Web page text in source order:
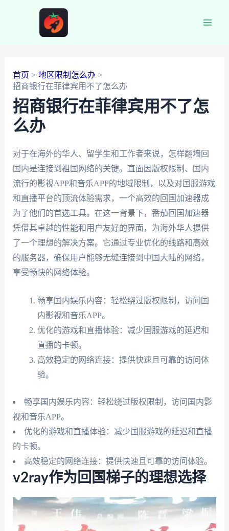
首页
地区限制怎么办
招商银行在菲律宾用不了怎么办
招商银行在菲律宾用不了怎
么办
对于在海外的华人、留学生和工作者来说，怎样翻墙回
国内是连接到祖国网络的关键。直面因版权限制、国内
流行的影视APP和音乐APP的地域限制，以及对国服游戏
和直播平台的顶流体验需求，一个高效的回国加速器成
为了他们的首选工具。在这一背景下，番茄回国加速器
凭借其卓越的性能和用户友好的界面，为海外华人提供
了一个理想的解决方案。它通过专业优化的线路和高效
的服务器，确保用户能够无缝连接到中国大陆的网络，
享受畅快的网络体验。
畅享国内娱乐内容：轻松绕过版权限制，访问国
内影视和音乐APP。
优化的游戏和直播体验：减少国服游戏的延迟和
直播的卡顿。
高效稳定的网络连接：提供快速且可靠的访问体
验。
畅享国内娱乐内容：轻松绕过版权限制，访问国内影
视和音乐APP。
优化的游戏和直播体验：减少国服游戏的延迟和直播
的卡顿。
高效稳定的网络连接：提供快速且可靠的访问体验。
v2ray作为回国梯子的理想选择